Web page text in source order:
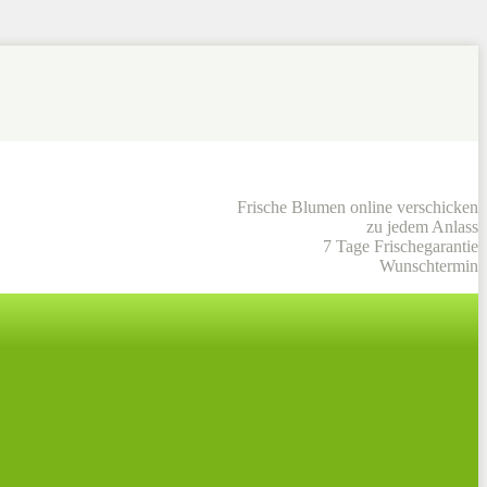
Frische Blumen online verschicken
zu jedem Anlass
7 Tage Frischegarantie
Wunschtermin